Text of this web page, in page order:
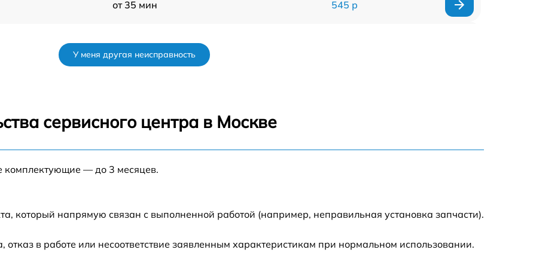
от 35 мин 545 р
от 35 мин
У меня другая неисправность
сервисного центра в Москве
комплектующие — до 3 месяцев.
который напрямую связан с выполненной работой (например, неправильная установка запчасти).
в работе или несоответствие заявленным характеристикам при нормальном использовании.